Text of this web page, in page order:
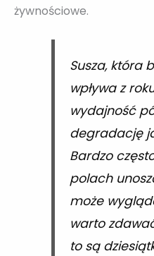
żywnościowe.
Susza, która
wpływa z
wydajność
degradację
Bardzo
polach
może
warto
to są